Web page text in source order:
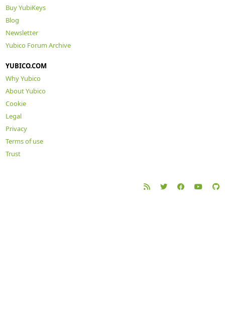
Buy YubiKeys
Blog
Newsletter
Yubico Forum Archive
YUBICO.COM
Why Yubico
About Yubico
Cookie
Legal
Privacy
Terms of use
Trust